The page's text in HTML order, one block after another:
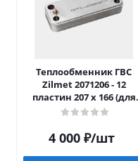
Теплообменник ГВС
Zilmet 2071206 - 12
пластин 207 x 166 (для
Luna/Eco Four после 2014)
4 000₽/шт